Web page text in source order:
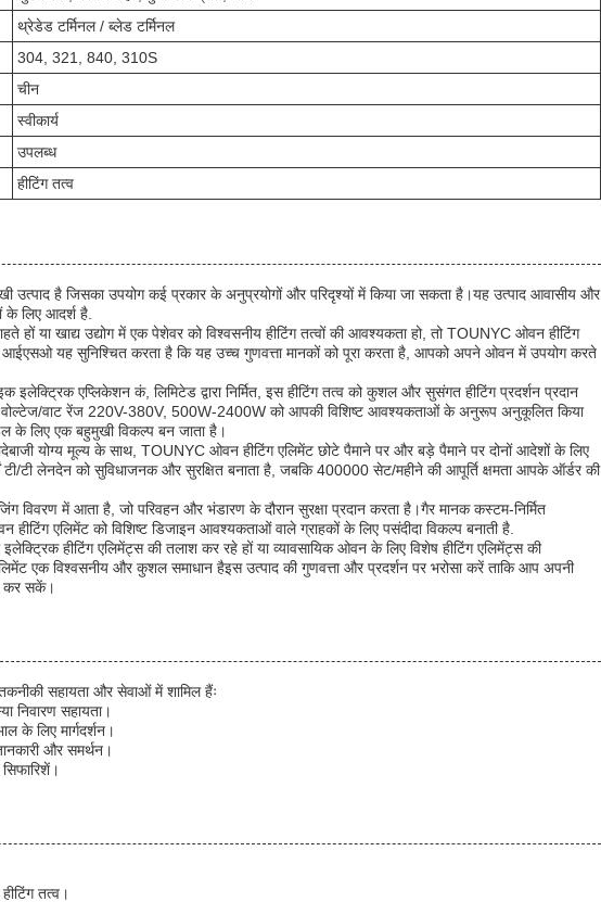
थ्रेडेड टर्मिनल / ब्लेड टर्मिनल
304, 321, 840, 310S
चीन
स्वीकार्य
उपलब्ध
हीटिंग तत्व
उत्पाद है जिसका उपयोग कई प्रकार के अनुप्रयोगों और परिदृश्यों में किया जा सकता है।यह उत्पाद आवासीय और
के लिए आदर्श है.
या खाद्य उद्योग में एक पेशेवर को विश्वसनीय हीटिंग तत्वों की आवश्यकता हो, तो TOUNYC ओवन हीटिंग
आईएसओ यह सुनिश्चित करता है कि यह उच्च गुणवत्ता मानकों को पूरा करता है, आपको अपने ओवन में उपयोग करते
इलेक्ट्रिक एप्लिकेशन कं, लिमिटेड द्वारा निर्मित, इस हीटिंग तत्व को कुशल और सुसंगत हीटिंग प्रदर्शन प्रदान
वोल्टेज/वाट रेंज 220V-380V, 500W-2400W को आपकी विशिष्ट आवश्यकताओं के अनुरूप अनुकूलित किया
के लिए एक बहुमुखी विकल्प बन जाता है।
योग्य मूल्य के साथ, TOUNYC ओवन हीटिंग एलिमेंट छोटे पैमाने पर और बड़े पैमाने पर दोनों आदेशों के लिए
टी/टी लेनदेन को सुविधाजनक और सुरक्षित बनाता है, जबकि 400000 सेट/महीने की आपूर्ति क्षमता आपके ऑर्डर की
विवरण में आता है, जो परिवहन और भंडारण के दौरान सुरक्षा प्रदान करता है।गैर मानक कस्टम-निर्मित
एलिमेंट को विशिष्ट डिजाइन आवश्यकताओं वाले ग्राहकों के लिए पसंदीदा विकल्प बनाती है.
हीटिंग एलिमेंट्स की तलाश कर रहे हों या व्यावसायिक ओवन के लिए विशेष हीटिंग एलिमेंट्स की
एक विश्वसनीय और कुशल समाधान हैइस उत्पाद की गुणवत्ता और प्रदर्शन पर भरोसा करें ताकि आप अपनी
कर सकें।
सहायता और सेवाओं में शामिल हैंः
निवारण सहायता।
के लिए मार्गदर्शन।
और समर्थन।
तत्व।